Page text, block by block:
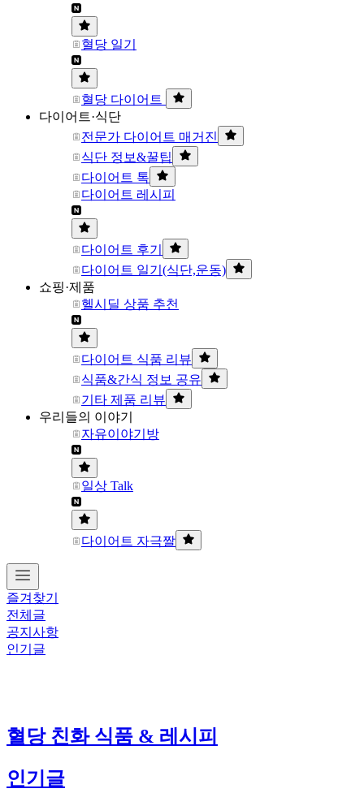
혈당 일기
혈당 다이어트
다이어트·식단
전문가 다이어트 매거진
식단 정보&꿀팁
다이어트 톡
다이어트 레시피
다이어트 후기
다이어트 일기(식단,운동)
쇼핑·제품
헬시딜 상품 추천
다이어트 식품 리뷰
식품&간식 정보 공유
기타 제품 리뷰
우리들의 이야기
자유이야기방
일상 Talk
다이어트 자극짤
즐겨찾기
전체글
공지사항
인기글
혈당 친화 식품 & 레시피
인기글